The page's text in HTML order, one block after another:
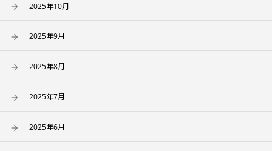
2025年10月
2025年9月
2025年8月
2025年7月
2025年6月